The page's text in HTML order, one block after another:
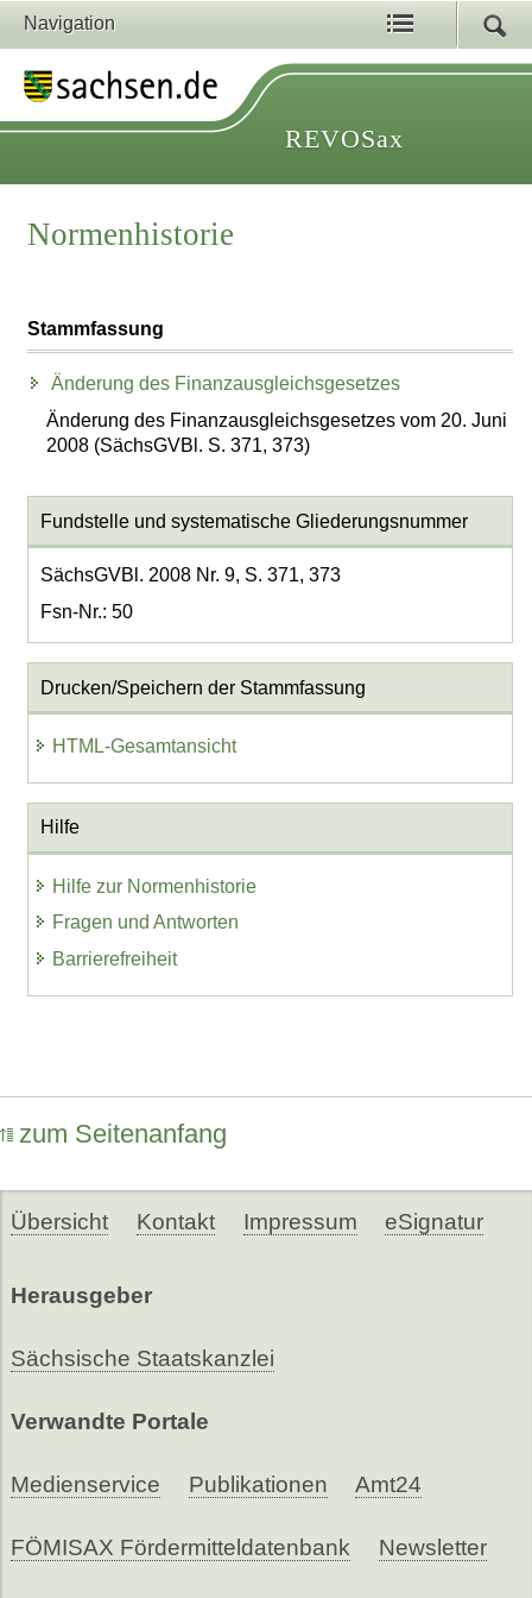
Navigation
REVOSax
Normenhistorie
Stammfassung
Änderung des Finanzausgleichsgesetzes
Änderung des Finanzausgleichsgesetzes vom 20. Juni
2008 (SächsGVBl. S. 371, 373)
Fundstelle und systematische Gliederungsnummer
SächsGVBl. 2008 Nr. 9, S. 371, 373
Fsn-Nr.: 50
Drucken/Speichern der Stammfassung
HTML-Gesamtansicht
Hilfe
Hilfe zur Normenhistorie
Fragen und Antworten
Barrierefreiheit
zum Seitenanfang
Übersicht Kontakt Impressum eSignatur
Herausgeber
Sächsische Staatskanzlei
Verwandte Portale
Medienservice Publikationen Amt24
FÖMISAX Fördermitteldatenbank Newsletter